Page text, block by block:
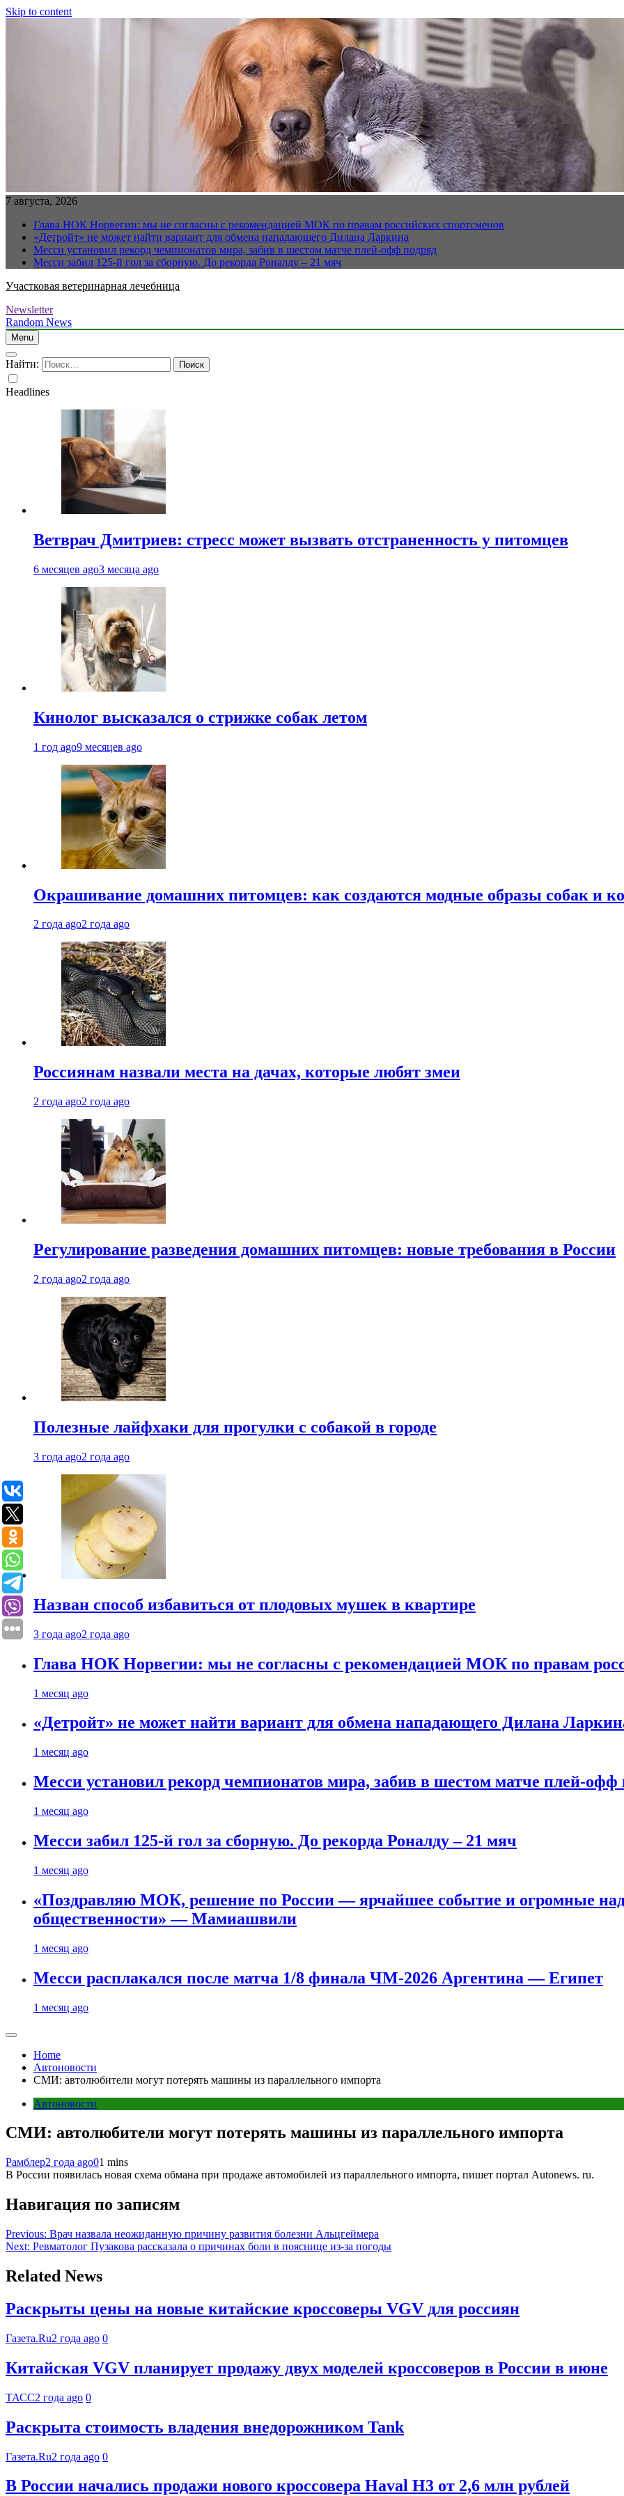
Skip to content
7 августа, 2026
Глава НОК Норвегии: мы не согласны с рекомендацией МОК по правам российских спортсменов
«Детройт» не может найти вариант для обмена нападающего Дилана Ларкина
Месси установил рекорд чемпионатов мира, забив в шестом матче плей‑офф подряд
Месси забил 125-й гол за сборную. До рекорда Роналду – 21 мяч
Участковая ветеринарная лечебница
Newsletter
Random News
Menu
Найти:
Headlines
Ветврач Дмитриев: стресс может вызвать отстраненность у питомцев
6 месяцев ago3 месяца ago
Кинолог высказался о стрижке собак летом
1 год ago9 месяцев ago
Окрашивание домашних питомцев: как создаются модные образы собак и
2 года ago2 года ago
Россиянам назвали места на дачах, которые любят змеи
2 года ago2 года ago
Регулирование разведения домашних питомцев: новые требования в России
2 года ago2 года ago
Полезные лайфхаки для прогулки с собакой в городе
3 года ago2 года ago
Назван способ избавиться от плодовых мушек в квартире
3 года ago2 года ago
Глава НОК Норвегии: мы не согласны с рекомендацией МОК по правам
1 месяц ago
«Детройт» не может найти вариант для обмена нападающего Дилана
1 месяц ago
Месси установил рекорд чемпионатов мира, забив в шестом матче плей‑офф
1 месяц ago
Месси забил 125-й гол за сборную. До рекорда Роналду – 21 мяч
1 месяц ago
«Поздравляю МОК, решение по России — ярчайшее событие и огромные
общественности» — Мамиашвили
1 месяц ago
Месси расплакался после матча 1/8 финала ЧМ-2026 Аргентина — Египет
1 месяц ago
Home
Автоновости
СМИ: автолюбители могут потерять машины из параллельного импорта
Автоновости
СМИ: автолюбители могут потерять машины из параллельного импорта
Рамблер2 года ago01 mins
В России появилась новая схема обмана при продаже автомобилей из параллельного импорта, пишет портал Autonews. ru.
Навигация по записям
Previous: Врач назвала неожиданную причину развития болезни Альцгеймера
Next: Ревматолог Пузакова рассказала о причинах боли в пояснице из-за погоды
Related News
Раскрыты цены на новые китайские кроссоверы VGV для россиян
Газета.Ru2 года ago 0
Китайская VGV планирует продажу двух моделей кроссоверов в России в июне
ТАСС2 года ago 0
Раскрыта стоимость владения внедорожником Tank
Газета.Ru2 года ago 0
В России начались продажи нового кроссовера Haval H3 от 2,6 млн рублей